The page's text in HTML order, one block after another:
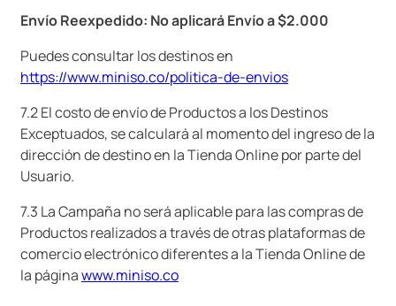
Envío Reexpedido: No aplicará Envío a $2.000
Puedes consultar los destinos en
https://www.miniso.co/politica-de-envios
7.2 El costo de envío de Productos a los Destinos
Exceptuados, se calculará al momento del ingreso de la
dirección de destino en la Tienda Online por parte del
Usuario.
7.3 La Campaña no será aplicable para las compras de
Productos realizados a través de otras plataformas de
comercio electrónico diferentes a la Tienda Online de
la páginawww.miniso.co